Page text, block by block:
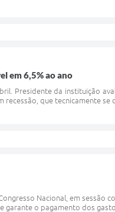
em 6,5% ao ano
Presidente da instituição
que tecnicamente se
Nacional, em
o pagamento dos